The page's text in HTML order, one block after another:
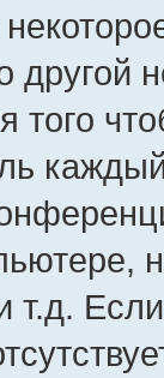
другой
того
т.д.